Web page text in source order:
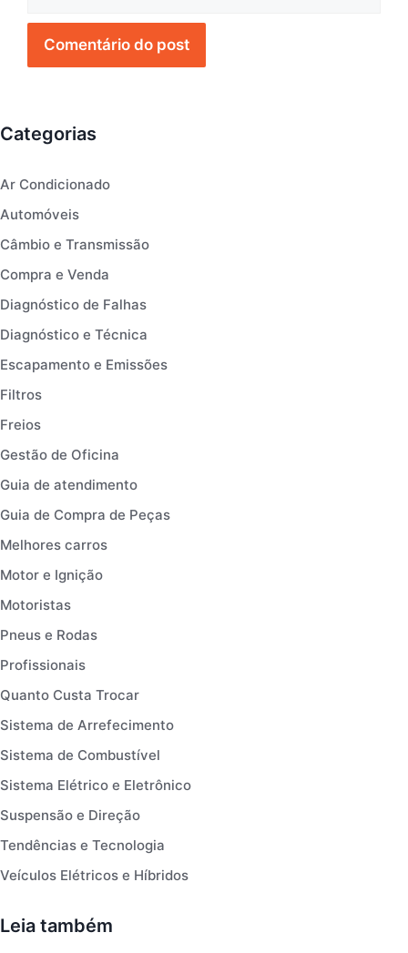
Categorias
Ar Condicionado
Automóveis
Câmbio e Transmissão
Compra e Venda
Diagnóstico de Falhas
Diagnóstico e Técnica
Escapamento e Emissões
Filtros
Freios
Gestão de Oficina
Guia de atendimento
Guia de Compra de Peças
Melhores carros
Motor e Ignição
Motoristas
Pneus e Rodas
Profissionais
Quanto Custa Trocar
Sistema de Arrefecimento
Sistema de Combustível
Sistema Elétrico e Eletrônico
Suspensão e Direção
Tendências e Tecnologia
Veículos Elétricos e Híbridos
Leia também